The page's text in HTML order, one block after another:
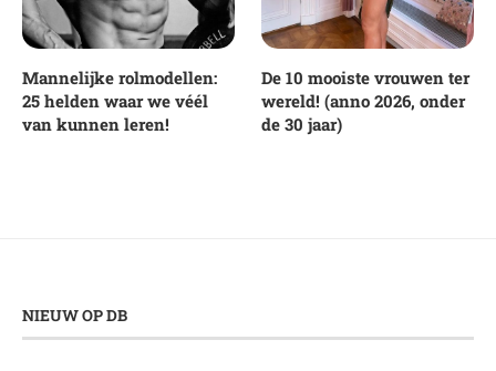
Mannelijke rolmodellen:
25 helden waar we véél
van kunnen leren!
De 10 mooiste vrouwen ter
wereld! (anno 2026, onder
de 30 jaar)
NIEUW OP DB